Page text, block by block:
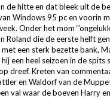
de hitte en dat bleek uit de
Windows 95 pc en voorin
Onder het mom
Roland die de eerste helft
een sterk bezette bank,
een heel seizoen in de spits
dreef. Kreten van
en Waldorf van de
val waar de boeven Harry